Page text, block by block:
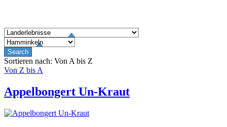
Sortieren nach: Von A bis Z
Von Z bis A
Appelbongert Un-Kraut